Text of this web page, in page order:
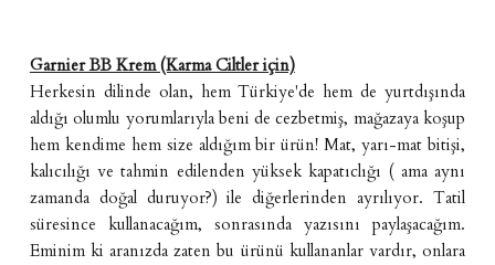
Garnier BB Krem (Karma Ciltler için)
Herkesin dilinde olan, hem Türkiye'de hem de yurtdışında
aldığı olumlu yorumlarıyla beni de cezbetmiş, mağazaya koşup
hem kendime hem size aldığım bir ürün! Mat, yarı-mat bitişi,
kalıcılığı ve tahmin edilenden yüksek kapatıclığı ( ama aynı
zamanda doğal duruyor?) ile diğerlerinden ayrılıyor. Tatil
süresince kullanacağım, sonrasında yazısını paylaşacağım.
Eminim ki aranızda zaten bu ürünü kullananlar vardır, onlara